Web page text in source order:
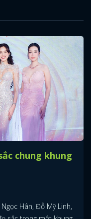
chung khung
Hân, Đỗ Mỹ Linh,